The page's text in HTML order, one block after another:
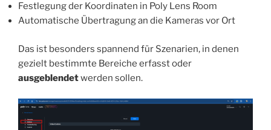
Festlegung der Koordinaten in Poly Lens Room
Automatische Übertragung an die Kameras vor Ort
Das ist besonders spannend für Szenarien, in denen
gezielt bestimmte Bereiche erfasst oder
ausgeblendetwerden sollen.